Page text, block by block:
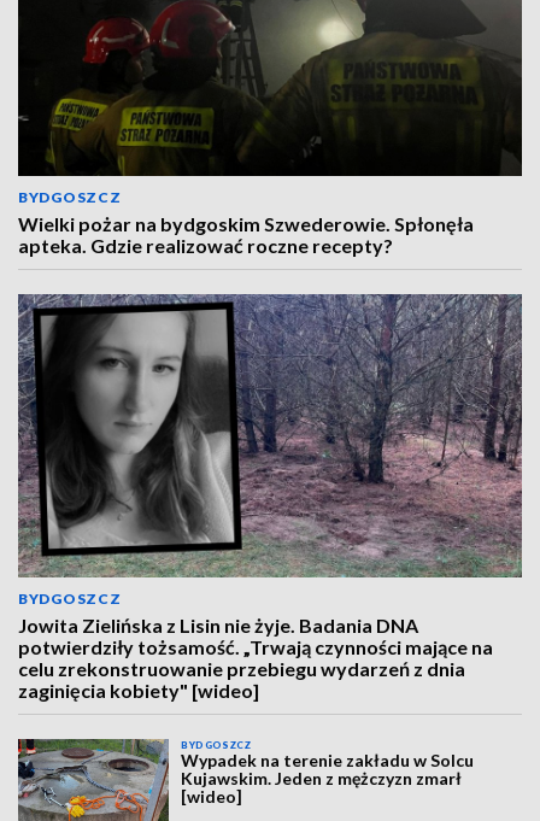
BYDGOSZCZ
Wielki pożar na bydgoskim Szwederowie. Spłonęła
apteka. Gdzie realizować roczne recepty?
BYDGOSZCZ
Jowita Zielińska z Lisin nie żyje. Badania DNA
potwierdziły tożsamość. „Trwają czynności mające na
celu zrekonstruowanie przebiegu wydarzeń z dnia
zaginięcia kobiety" [wideo]
BYDGOSZCZ
Wypadek na terenie zakładu w Solcu
Kujawskim. Jeden z mężczyzn zmarł
[wideo]